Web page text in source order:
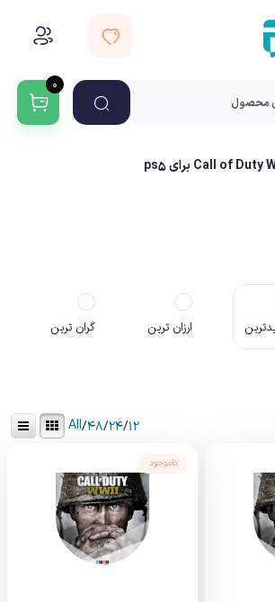
۰
ارزان ترین گران ترین
۱۲/۲۴/۴۸/
All
ناموجود